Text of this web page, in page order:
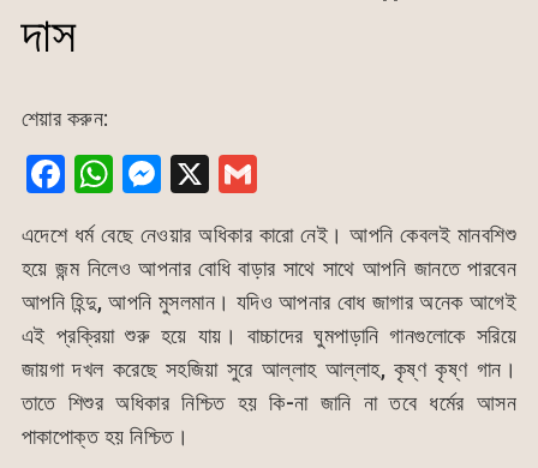
দাস
শেয়ার করুন:
F
c
e
b
o
o
k
W
at
s
A
p
p
M
s
s
e
n
g
er
X G
ai
l
এদেশে ধর্ম বেছে নেওয়ার অধিকার কারো নেই। আপনি কেবলই মানবশিশু
হয়ে জন্ম নিলেও আপনার বোধি বাড়ার সাথে সাথে আপনি জানতে পারবেন
আপনি হিন্দু, আপনি মুসলমান। যদিও আপনার বোধ জাগার অনেক আগেই
এই প্রক্রিয়া শুরু হয়ে যায়। বাচ্চাদের ঘুমপাড়ানি গানগুলোকে সরিয়ে
জায়গা দখল করেছে সহজিয়া সুরে আল্লাহ আল্লাহ, কৃষ্ণ কৃষ্ণ গান।
তাতে শিশুর অধিকার নিশ্চিত হয় কি-না জানি না তবে ধর্মের আসন
পাকাপোক্ত হয় নিশ্চিত।